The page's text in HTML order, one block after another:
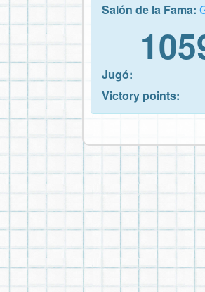
Salón de la Fama:
Jugó:
Victory points: